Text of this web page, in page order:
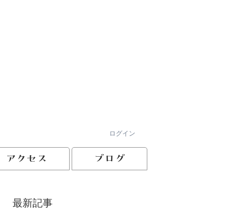
ログイン
アクセス ブログ
最新記事